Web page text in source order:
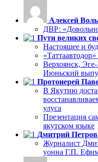
Алексей
ДВР: «Довольно
Пути великих
Настоящее и
Верхоянск,
Июньский
Протоиерей
В Якутию
улуса
Презентация
якутском языке
Дмитрий
Журналист
уонна Г.П.